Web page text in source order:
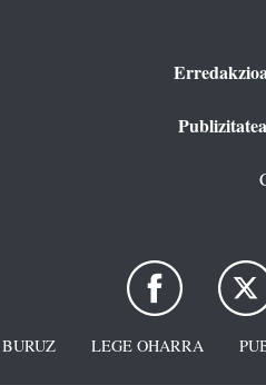
LEGE OHARRA